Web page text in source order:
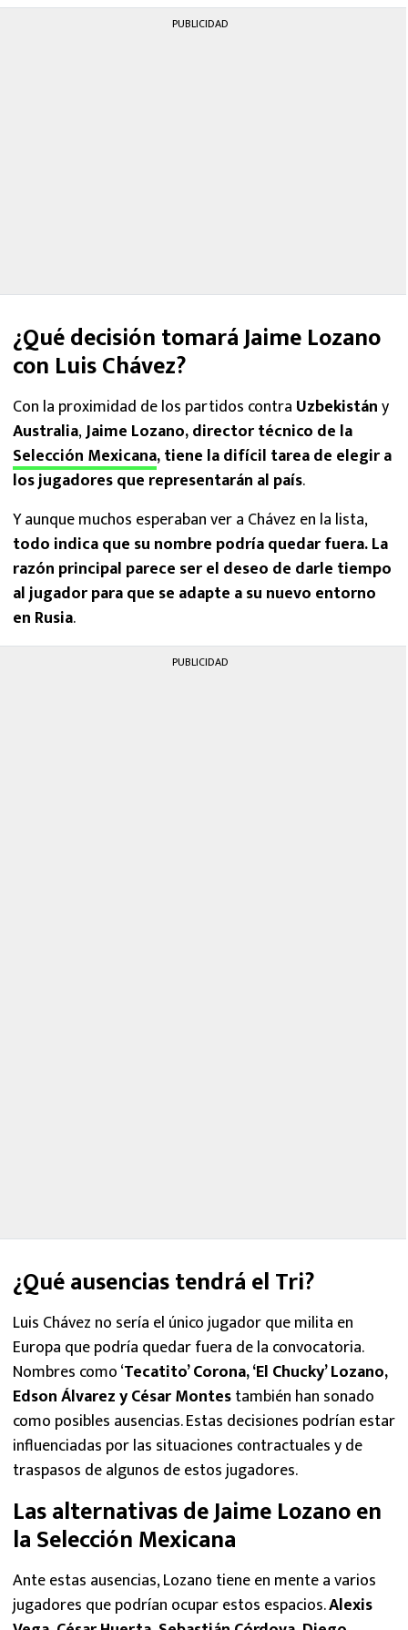
PUBLICIDAD
¿Qué decisión tomará Jaime Lozano
con Luis Chávez?
Con la proximidad de los partidos contra Uzbekistány
Australia,Jaime Lozano, director técnico de la
Selección Mexicana, tiene la difícil tarea de elegir a
los jugadores que representarán al país.
Y aunque muchos esperaban ver a Chávez en la lista,
todo indica que su nombre podría quedar fuera. La
razón principal parece ser el deseo de darle tiempo
al jugador para que se adapte a su nuevo entorno
en Rusia.
PUBLICIDAD
¿Qué ausencias tendrá el Tri?
Luis Chávez no sería el único jugador que milita en
Europa que podría quedar fuera de la convocatoria.
Nombres como ‘Tecatito’ Corona, ‘El Chucky’ Lozano,
Edson Álvarez y César Montestambién han sonado
como posibles ausencias. Estas decisiones podrían estar
influenciadas por las situaciones contractuales y de
traspasos de algunos de estos jugadores.
Las alternativas de Jaime Lozano en
la Selección Mexicana
Ante estas ausencias, Lozano tiene en mente a varios
jugadores que podrían ocupar estos espacios.Alexis